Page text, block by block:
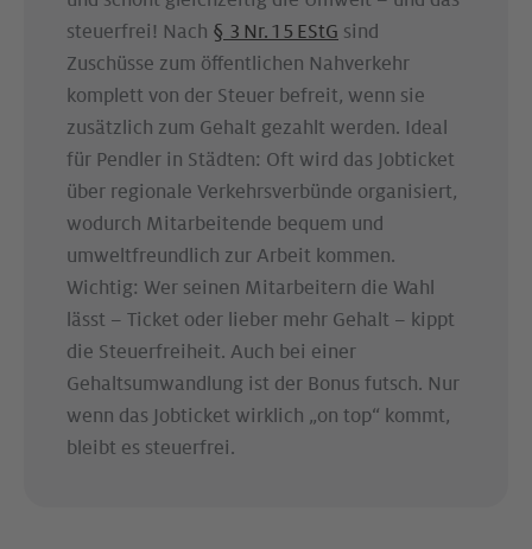
steuerfrei! Nach § 3 Nr. 15 EStG sind
Zuschüsse zum öffentlichen Nahverkehr
komplett von der Steuer befreit, wenn sie
zusätzlich zum Gehalt gezahlt werden. Ideal
für Pendler in Städten: Oft wird das Jobticket
über regionale Verkehrsverbünde organisiert,
wodurch Mitarbeitende bequem und
umweltfreundlich zur Arbeit kommen.
Wichtig: Wer seinen Mitarbeitern die Wahl
lässt – Ticket oder lieber mehr Gehalt – kippt
die Steuerfreiheit. Auch bei einer
Gehaltsumwandlung ist der Bonus futsch. Nur
wenn das Jobticket wirklich „on top“ kommt,
bleibt es steuerfrei.